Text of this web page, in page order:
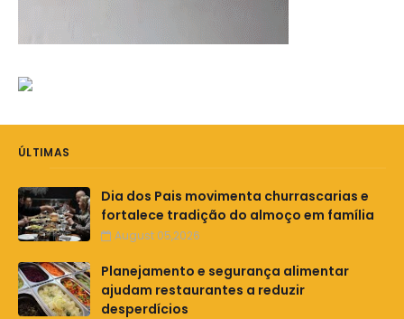
ÚLTIMAS
Dia dos Pais movimenta churrascarias e
fortalece tradição do almoço em família
August 05,2026
Planejamento e segurança alimentar
ajudam restaurantes a reduzir
desperdícios